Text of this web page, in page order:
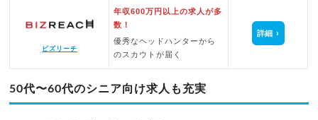
ビズリーチ
年収600万円以上の求人が多
数！
優秀なヘッドハンターから
のスカウトが届く
詳細
50代〜60代のシニア向け求人も充実